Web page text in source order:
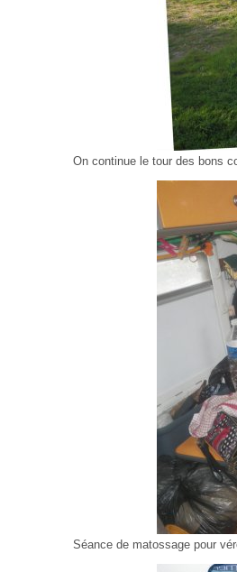
On continue le tour des bons
Séance de matossage pour